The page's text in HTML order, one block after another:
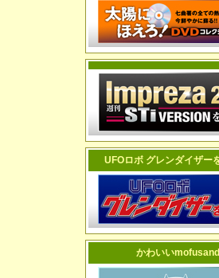
UFOロボ グレンダイザー
かわいいmofusand